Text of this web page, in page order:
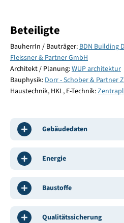
Beteiligte
BauherrIn / Bauträger: BDN Building
Fleissner & Partner GmbH
Architekt / Planung:WUP architektur
Bauphysik: Dorr - Schober & Partner
Haustechnik, HKL, E-Technik:
Gebäudedaten
Energie
Baustoffe
Qualitätssicherung